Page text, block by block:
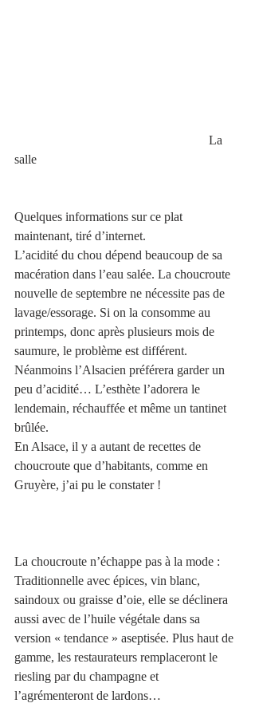
salle
Quelques informations sur ce plat
maintenant, tiré d’internet.
L’acidité du chou dépend beaucoup de sa
macération dans l’eau salée. La choucroute
nouvelle de septembre ne nécessite pas de
lavage/essorage. Si on la consomme au
printemps, donc après plusieurs mois de
saumure, le problème est différent.
Néanmoins l’Alsacien préférera garder un
peu d’acidité… L’esthète l’adorera le
lendemain, réchauffée et même un tantinet
brûlée.
En Alsace, il y a autant de recettes de
choucroute que d’habitants, comme en
Gruyère, j’ai pu le constater !
La choucroute n’échappe pas à la mode :
Traditionnelle avec épices, vin blanc,
saindoux ou graisse d’oie, elle se déclinera
aussi avec de l’huile végétale dans sa
version « tendance » aseptisée. Plus haut de
gamme, les restaurateurs remplaceront le
riesling par du champagne et
l’agrémenteront de lardons…